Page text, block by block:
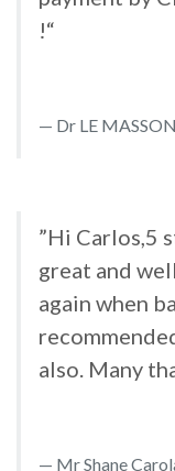
!“
Dr LE
”Hi Carlos,5
great and
again when
also. Many
Mr Shane